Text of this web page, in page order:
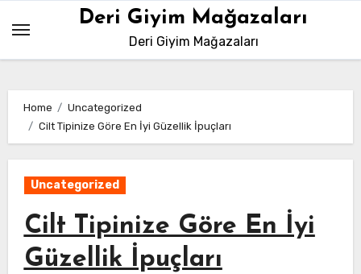
content
Deri Giyim Mağazaları
Deri Giyim Mağazaları
Home
Uncategorized
Cilt Tipinize Göre En İyi Güzellik İpuçları
Uncategorized
Cilt Tipinize Göre En İyi
Güzellik İpuçları